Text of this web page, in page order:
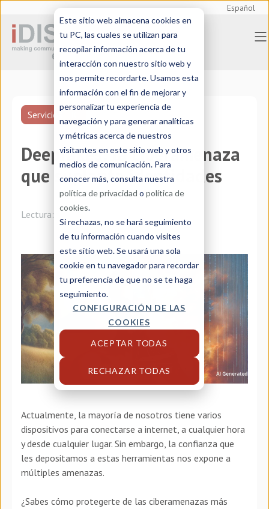
Este sitio web almacena cookies en
tu PC, las cuales se utilizan para
recopilar información acerca de tu
interacción con nuestro sitio web y
nos permite recordarte. Usamos esta
información con el fin de mejorar y
personalizar tu experiencia de
navegación y para generar analíticas
y métricas acerca de nuestros
visitantes en este sitio web y otros
medios de comunicación. Para
conocer más, consulta nuestra
política de privacidad o política de
cookies.
Si rechazas, no se hará seguimiento
de tu información cuando visites
este sitio web. Se usará una sola
cookie en tu navegador para recordar
tu preferencia de que no se te haga
seguimiento.
CONFIGURACIÓN DE LAS
COOKIES
ACEPTAR TODAS
RECHAZAR TODAS
Español
Servicios TIC
Deepfakes: la ciberamenaza
que suplanta identidades
Lectura: 4 minutos
Actualmente, la mayoría de nosotros tiene varios
dispositivos para conectarse a internet, a cualquier hora
y desde cualquier lugar. Sin embargo, la confianza que
les depositamos a estas herramientas nos expone a
múltiples amenazas.
¿Sabes cómo protegerte de las ciberamenazas más